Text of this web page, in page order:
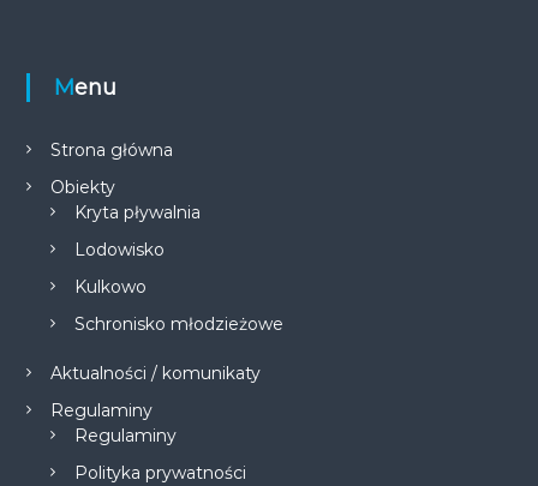
Menu
Strona główna
Obiekty
Kryta pływalnia
Lodowisko
Kulkowo
Schronisko młodzieżowe
Aktualności / komunikaty
Regulaminy
Regulaminy
Polityka prywatności